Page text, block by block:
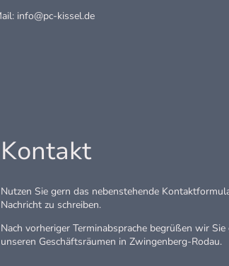
info@pc-kissel.de
Kontakt
Nutzen Sie gern das nebenstehende
Nachricht zu schreiben.
Nach vorheriger Terminabsprache begrüßen wir Sie
unseren Geschäftsräumen in Zwingenberg-Rodau.